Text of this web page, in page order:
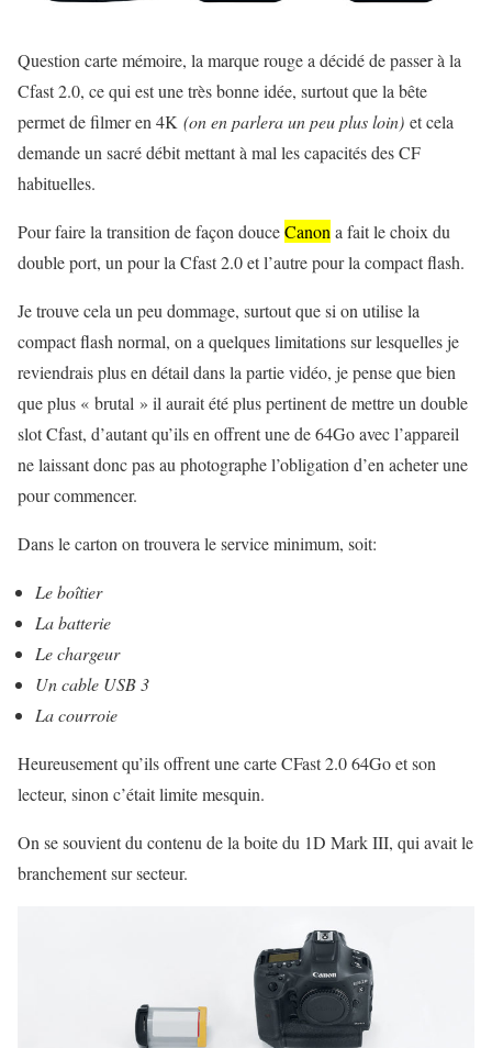
Question carte mémoire, la marque rouge a décidé de passer à la
Cfast 2.0, ce qui est une très bonne idée, surtout que la bête
permet de filmer en 4K (on en parlera un peu plus loin) et cela
demande un sacré débit mettant à mal les capacités des CF
habituelles.
Pour faire la transition de façon douceCanon a fait le choix du
double port, un pour la Cfast 2.0 et l’autre pour la compact flash.
Je trouve cela un peu dommage, surtout que si on utilise la
compact flash normal, on a quelques limitations sur lesquelles je
reviendrais plus en détail dans la partie vidéo, je pense que bien
que plus « brutal » il aurait été plus pertinent de mettre un double
slot Cfast, d’autant qu’ils en offrent une de 64Go avec l’appareil
ne laissant donc pas au photographe l’obligation d’en acheter une
pour commencer.
Dans le carton on trouvera le service minimum, soit:
Le boîtier
La batterie
Le chargeur
Un cable USB 3
La courroie
Heureusement qu’ils offrent une carte CFast 2.0 64Go et son
lecteur, sinon c’était limite mesquin.
On se souvient du contenu de la boite du 1D Mark III, qui avait le
branchement sur secteur.